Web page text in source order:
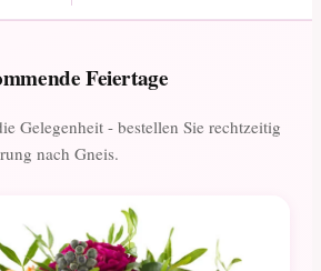
Feiertage
Gelegenheit - bestellen Sie rechtzeitig
nach Gneis.